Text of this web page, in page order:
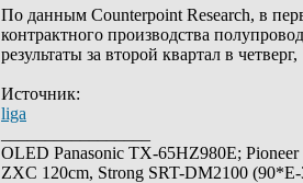
По данным Counterpoint Research, в
контрактного производства
результаты за второй квартал в
Источник:
liga
OLED Panasonic TX-65HZ980E;
ZXC 120cm, Strong SRT-DM2100